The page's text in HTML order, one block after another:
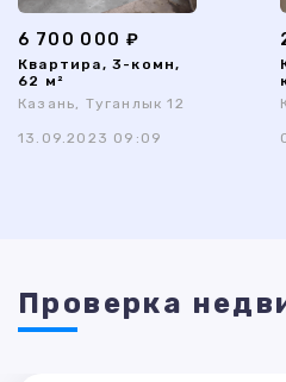
6 700 000 ₽
Квартира, 3-комн,
62 м²
Казань, Туганлык 12
13.09.2023 09:09
Проверка